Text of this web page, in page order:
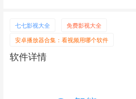
七七影视大全 免费影视大全
安卓播放器合集：看视频用哪个软件
软件详情